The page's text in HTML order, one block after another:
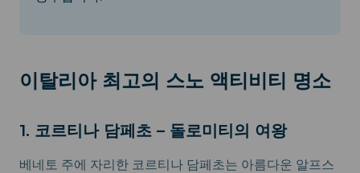
이탈리아 최고의 스노 액티비티 명소
1. 코르티나 담페초 – 돌로미티의 여왕
베네토 주에 자리한 코르티나 담페초는 아름다운 알프스